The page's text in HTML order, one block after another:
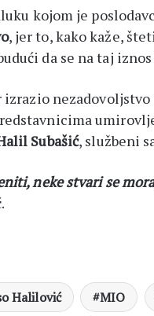
kojom je
, jer to, kako kaže,
da se na taj
izrazio
Subašić, službeni
neke stvari se
Halilović MIO